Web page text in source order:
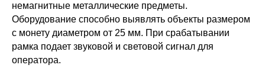
немагнитные металлические предметы.
Оборудование способно выявлять объекты размером
с монету диаметром от 25 мм. При срабатывании
рамка подает звуковой и световой сигнал для
оператора.